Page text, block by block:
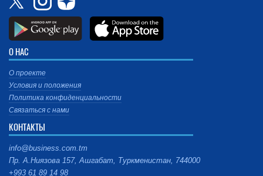
О НАС
О проекте
Условия и положения
Политика конфиденциальности
Связаться с нами
КОНТАКТЫ
info@business.com.tm
Пр. А.Ниязова 157, Ашгабат, Туркменистан, 744000
+993 61 89 14 98